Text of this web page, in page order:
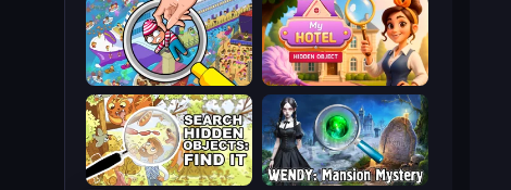
Hidden Object: My Hotel
Seek & Find - Hidden Object Game
Wendy: Mansion Mystery
Search Hidden Objects: Find Them